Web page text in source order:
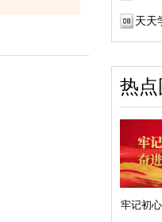
天天
热点
牢记初